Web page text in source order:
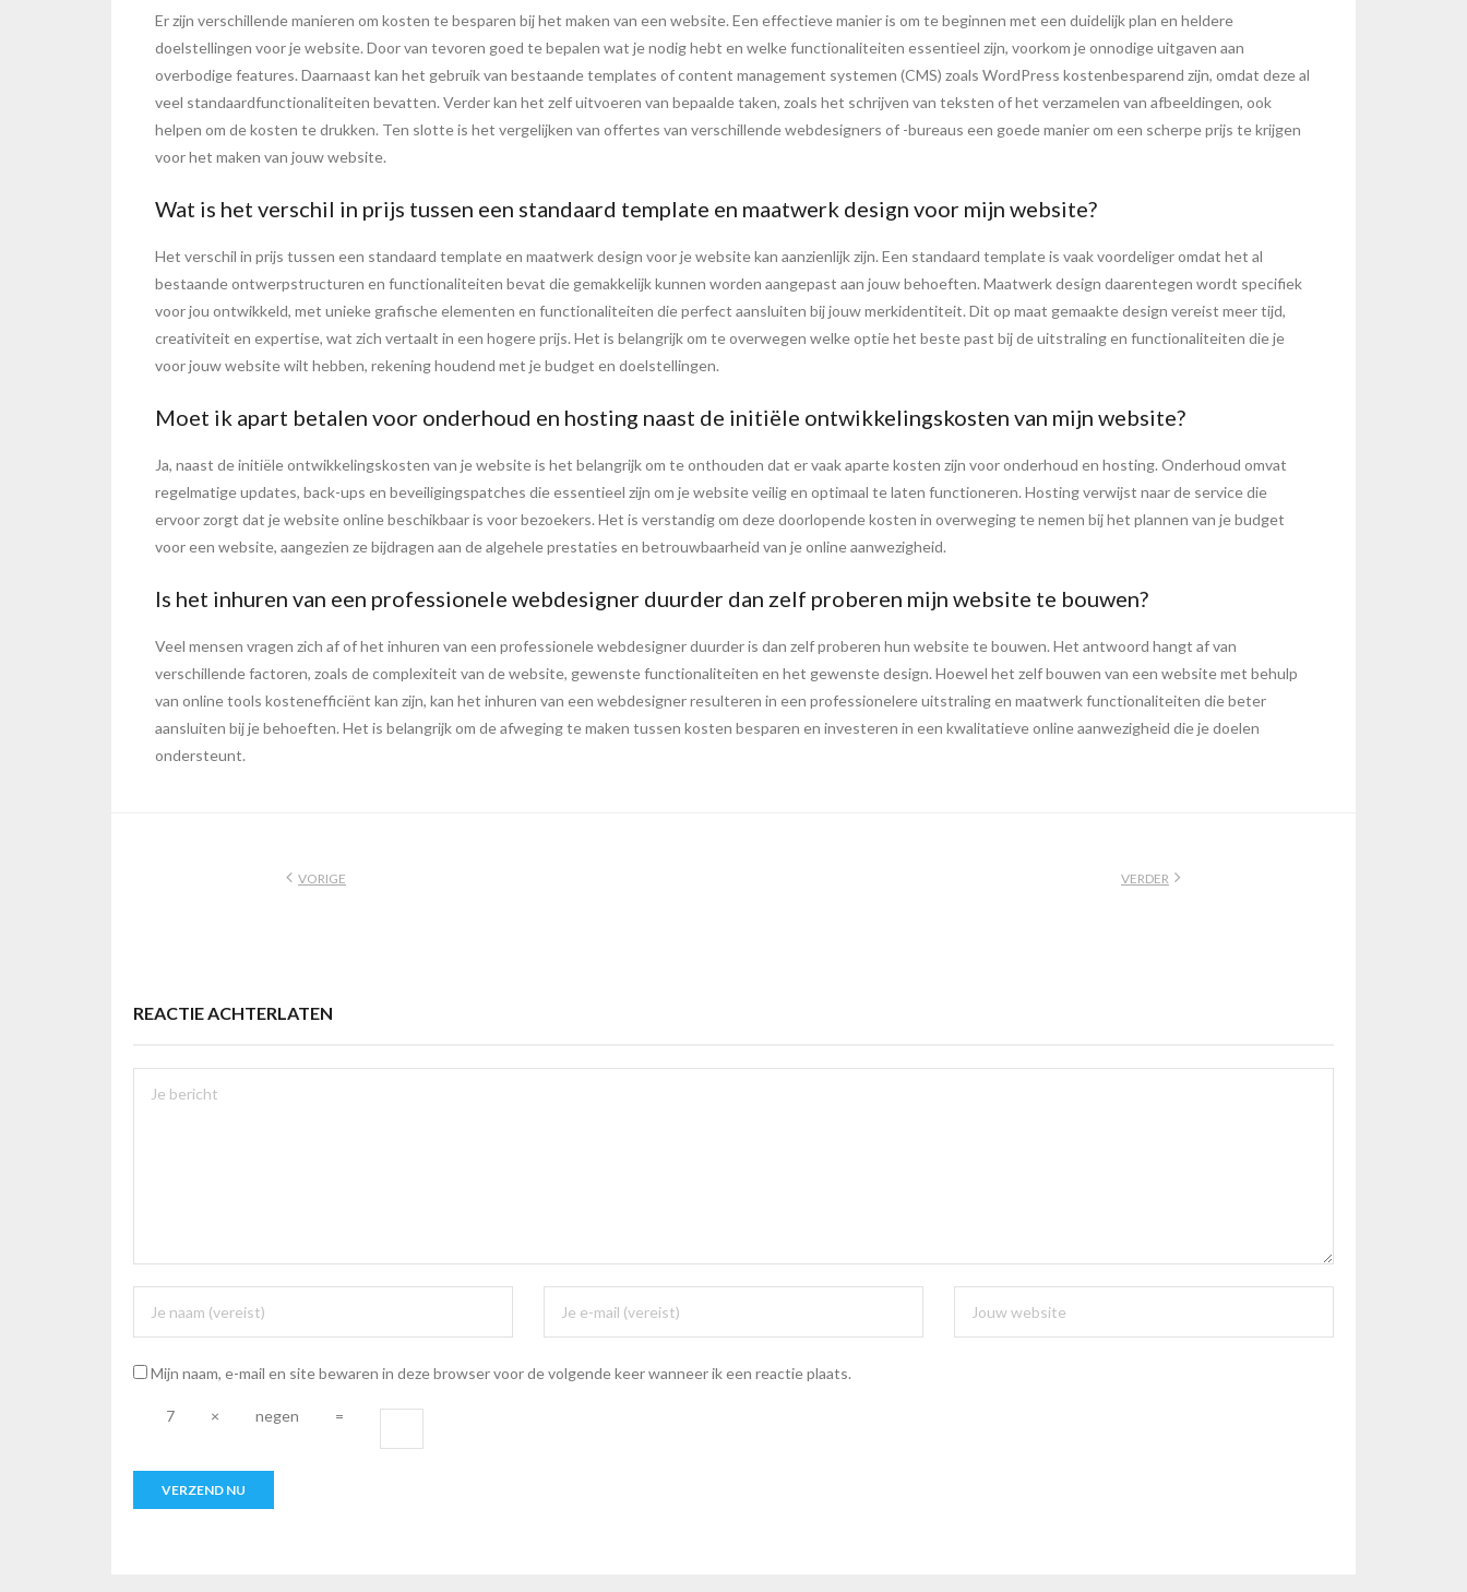
Er zijn verschillende manieren om kosten te besparen bij het maken van een website. Een effectieve manier is om te beginnen met een duidelijk plan en heldere
doelstellingen voor je website. Door van tevoren goed te bepalen wat je nodig hebt en welke functionaliteiten essentieel zijn, voorkom je onnodige uitgaven aan
overbodige features. Daarnaast kan het gebruik van bestaande templates of content management systemen (CMS) zoals WordPress kostenbesparend zijn, omdat deze al
veel standaardfunctionaliteiten bevatten. Verder kan het zelf uitvoeren van bepaalde taken, zoals het schrijven van teksten of het verzamelen van afbeeldingen, ook
helpen om de kosten te drukken. Ten slotte is het vergelijken van offertes van verschillende webdesigners of -bureaus een goede manier om een scherpe prijs te krijgen
voor het maken van jouw website.
Wat is het verschil in prijs tussen een standaard template en maatwerk design voor mijn website?
Het verschil in prijs tussen een standaard template en maatwerk design voor je website kan aanzienlijk zijn. Een standaard template is vaak voordeliger omdat het al
bestaande ontwerpstructuren en functionaliteiten bevat die gemakkelijk kunnen worden aangepast aan jouw behoeften. Maatwerk design daarentegen wordt specifiek
voor jou ontwikkeld, met unieke grafische elementen en functionaliteiten die perfect aansluiten bij jouw merkidentiteit. Dit op maat gemaakte design vereist meer tijd,
creativiteit en expertise, wat zich vertaalt in een hogere prijs. Het is belangrijk om te overwegen welke optie het beste past bij de uitstraling en functionaliteiten die je
voor jouw website wilt hebben, rekening houdend met je budget en doelstellingen.
Moet ik apart betalen voor onderhoud en hosting naast de initiële ontwikkelingskosten van mijn website?
Ja, naast de initiële ontwikkelingskosten van je website is het belangrijk om te onthouden dat er vaak aparte kosten zijn voor onderhoud en hosting. Onderhoud omvat
regelmatige updates, back-ups en beveiligingspatches die essentieel zijn om je website veilig en optimaal te laten functioneren. Hosting verwijst naar de service die
ervoor zorgt dat je website online beschikbaar is voor bezoekers. Het is verstandig om deze doorlopende kosten in overweging te nemen bij het plannen van je budget
voor een website, aangezien ze bijdragen aan de algehele prestaties en betrouwbaarheid van je online aanwezigheid.
Is het inhuren van een professionele webdesigner duurder dan zelf proberen mijn website te bouwen?
Veel mensen vragen zich af of het inhuren van een professionele webdesigner duurder is dan zelf proberen hun website te bouwen. Het antwoord hangt af van
verschillende factoren, zoals de complexiteit van de website, gewenste functionaliteiten en het gewenste design. Hoewel het zelf bouwen van een website met behulp
van online tools kostenefficiënt kan zijn, kan het inhuren van een webdesigner resulteren in een professionelere uitstraling en maatwerk functionaliteiten die beter
aansluiten bij je behoeften. Het is belangrijk om de afweging te maken tussen kosten besparen en investeren in een kwalitatieve online aanwezigheid die je doelen
ondersteunt.
VORIGE VERDER
REACTIE ACHTERLATEN
Mijn naam, e-mail en site bewaren in deze browser voor de volgende keer wanneer ik een reactie plaats.
7 × negen =